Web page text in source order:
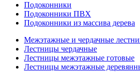
Подоконники
Подоконники ПВХ
Подоконники из массива дерева
Межэтажные и чердачные
Лестницы чердачные
Лестницы межэтажные готовые
Лестницы межэтажные